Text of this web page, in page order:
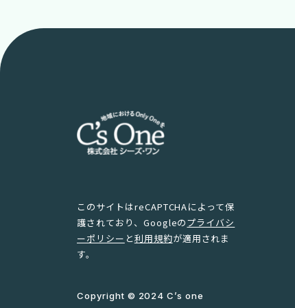
このサイトはreCAPTCHAによって保
護されており、Googleのプライバシ
ーポリシー と利用規約が適用されま
す。
Copyright © 2024 C’s one